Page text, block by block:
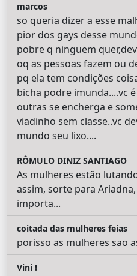
marcos
so queria dizer a esse
pior dos gays desse
pobre q ninguem
oq as pessoas fazem ou
pq ela tem condições
bicha podre imunda....vc
outras se encherga e
viadinho sem classe..vc
mundo seu lixo....
RÔMULO DINIZ SANTIAGO
As mulheres estão
assim, sorte para
importa...
coitada das mulheres feias
porisso as mulheres sao
Vini !